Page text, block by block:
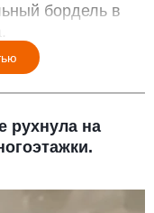
бордель в
рухнула на